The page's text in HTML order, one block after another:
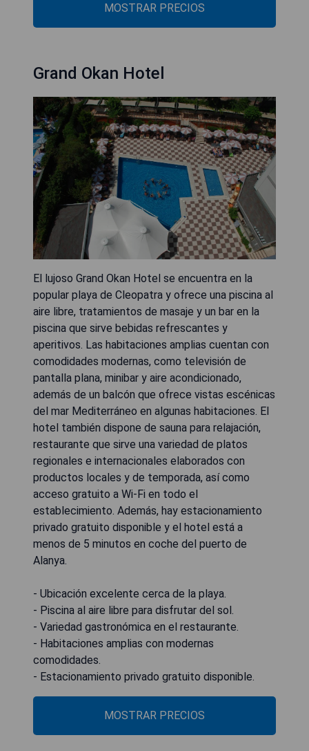
MOSTRAR PRECIOS
Grand Okan Hotel
El lujoso Grand Okan Hotel se encuentra en la
popular playa de Cleopatra y ofrece una piscina al
aire libre, tratamientos de masaje y un bar en la
piscina que sirve bebidas refrescantes y
aperitivos. Las habitaciones amplias cuentan con
comodidades modernas, como televisión de
pantalla plana, minibar y aire acondicionado,
además de un balcón que ofrece vistas escénicas
del mar Mediterráneo en algunas habitaciones. El
hotel también dispone de sauna para relajación,
restaurante que sirve una variedad de platos
regionales e internacionales elaborados con
productos locales y de temporada, así como
acceso gratuito a Wi-Fi en todo el
establecimiento. Además, hay estacionamiento
privado gratuito disponible y el hotel está a
menos de 5 minutos en coche del puerto de
Alanya.
- Ubicación excelente cerca de la playa.
- Piscina al aire libre para disfrutar del sol.
- Variedad gastronómica en el restaurante.
- Habitaciones amplias con modernas
comodidades.
- Estacionamiento privado gratuito disponible.
MOSTRAR PRECIOS